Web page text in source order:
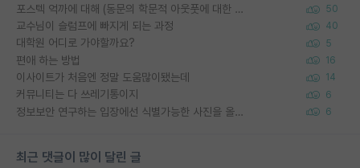
포스텍 억까에 대해 (동문의 학문적 아웃풋에 대한 반박) 50
교수님이 슬럼프에 빠지게 되는 과정 40
대학원 어디로 가야할까요? 5
편애 하는 방법 16
이사이트가 처음엔 정말 도움많이됐는데 14
커뮤니티는 다 쓰레기통이지 6
정보보안 연구하는 입장에선 식별가능한 사진을 올리는건 비추이긴함 6
최근 댓글이 많이 달린 글